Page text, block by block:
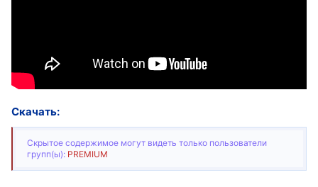
Скачать:
Скрытое содержимое могут видеть только пользователи
групп(ы): PREMIUM